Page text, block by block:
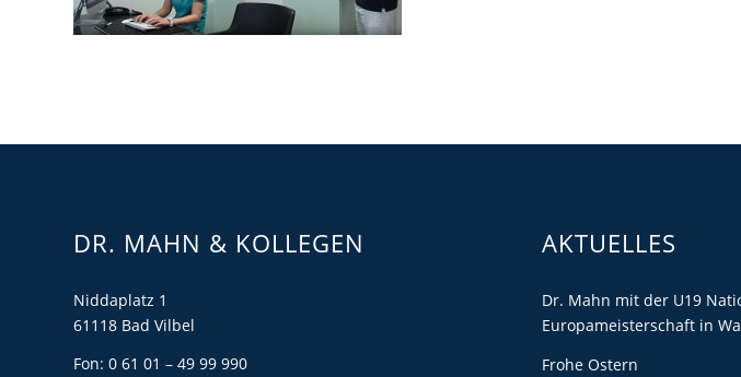
DR. MAHN & KOLLEGEN
Niddaplatz 1
61118 Bad Vilbel
Fon: 0 61 01 – 49 99 990
AKTUELLES
Dr. Mahn mit der U19
Europameisterschaft in
Frohe Ostern